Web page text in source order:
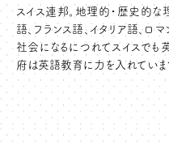
スイス連邦。地理的・歴史的な
語、フランス語、イタリア語、ロ
社会になるにつれてスイスでも
府は英語教育に力を入れていま